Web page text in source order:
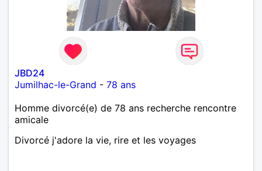
JBD24
Jumilhac-le-Grand - 78 ans
Homme divorcé(e) de 78 ans recherche rencontre
amicale
Divorcé j'adore la vie, rire et les voyages